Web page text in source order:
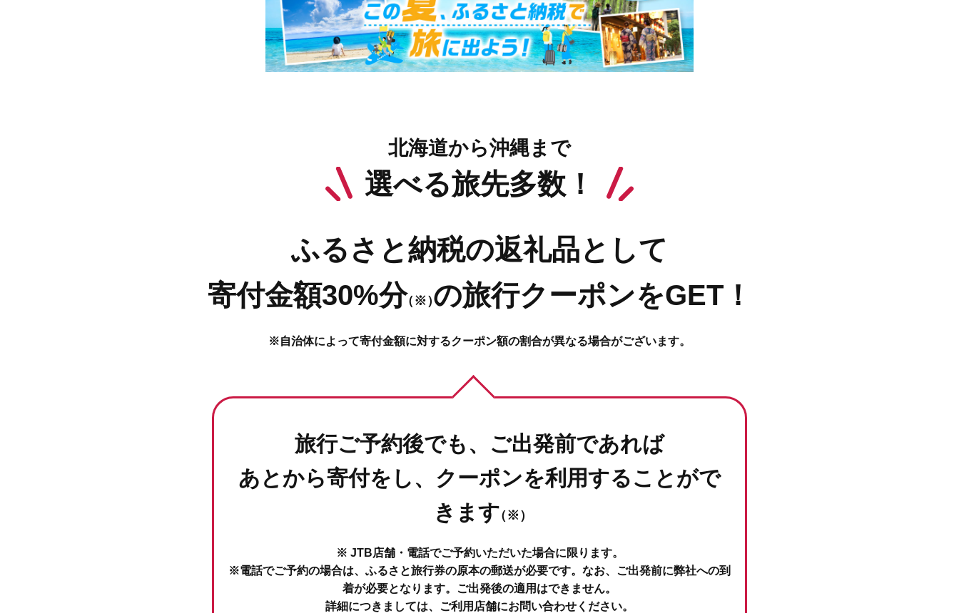
北海道から沖縄まで
選べる旅先多数！
ふるさと納税の返礼品として
寄付金額30%分（※）の旅行クーポンをGET！
※自治体によって寄付金額に対するクーポン額の割合が異なる場合がございます。
旅行ご予約後でも、ご出発前であれば
あとから寄付をし、クーポンを利用することがで
きます（※）
※ JTB店舗・電話でご予約いただいた場合に限ります。
※電話でご予約の場合は、ふるさと旅行券の原本の郵送が必要です。なお、ご出発前に弊社への到
着が必要となります。ご出発後の適用はできません。
詳細につきましては、ご利用店舗にお問い合わせください。